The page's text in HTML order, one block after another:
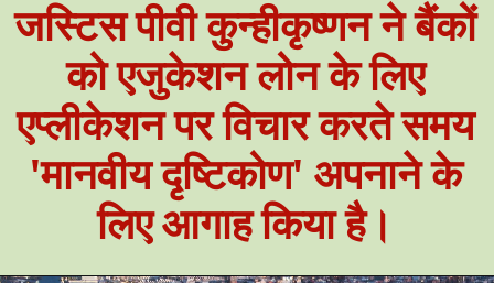
जस्टिस पीवी कुन्हीकृष्णन ने बैंकों
को एजुकेशन लोन के लिए
एप्लीकेशन पर विचार करते समय
'मानवीय दृष्टिकोण' अपनाने के
लिए आगाह किया है।